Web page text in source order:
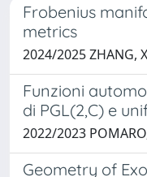
Frobenius
metrics
2024/2025 ZHANG,
Funzioni
di PGL(2,C) e
2022/2023
Geometry of